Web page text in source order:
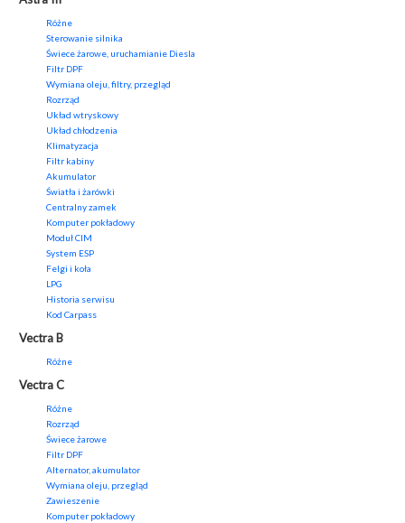
Różne
Sterowanie silnika
Świece żarowe, uruchamianie Diesla
Filtr DPF
Wymiana oleju, filtry, przegląd
Rozrząd
Układ wtryskowy
Układ chłodzenia
Klimatyzacja
Filtr kabiny
Akumulator
Światła i żarówki
Centralny zamek
Komputer pokładowy
Moduł CIM
System ESP
Felgi i koła
LPG
Historia serwisu
Kod Carpass
Vectra B
Różne
Vectra C
Różne
Rozrząd
Świece żarowe
Filtr DPF
Alternator, akumulator
Wymiana oleju, przegląd
Zawieszenie
Komputer pokładowy